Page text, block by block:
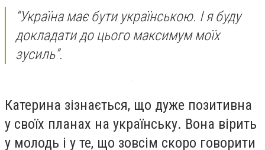
“Україна має бути українською. І я буду
докладати до цього максимум моїх
зусиль”.
Катерина зізнається, що дуже позитивна
у своїх планах на українську. Вона вірить
у молодь і у те, що зовсім скоро говорити